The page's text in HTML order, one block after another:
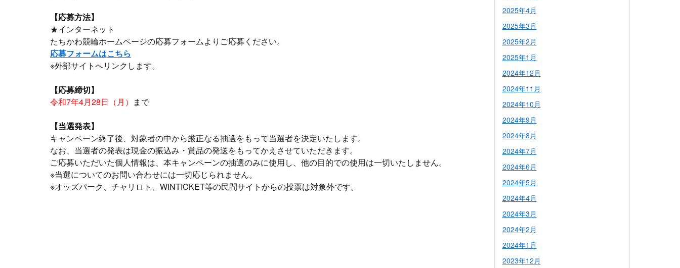
【応募方法】
★インターネット
たちかわ競輪ホームページの応募フォームよりご応募ください。
応募フォームはこちら
※外部サイトへリンクします。
【応募締切】
令和7年4月28日（月） まで
【当選発表】
キャンペーン終了後、対象者の中から厳正なる抽選をもって当選者を決定いたします。
なお、当選者の発表は現金の振込み・賞品の発送をもってかえさせていただきます。
ご応募いただいた個人情報は、本キャンペーンの抽選のみに使用し、他の目的での使用は一切いたしません。
※当選についてのお問い合わせには一切応じられません。
※オッズパーク、チャリロト、WINTICKET等の民間サイトからの投票は対象外です。
2025年4月
2025年3月
2025年2月
2025年1月
2024年12月
2024年11月
2024年10月
2024年9月
2024年8月
2024年7月
2024年6月
2024年5月
2024年4月
2024年3月
2024年2月
2024年1月
2023年12月